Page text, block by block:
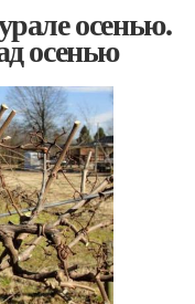
осенью.
осенью